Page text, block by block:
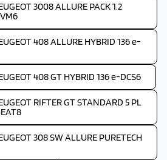
3008 ALLURE PACK 1.2
408 ALLURE HYBRID 136 e-
408 GT HYBRID 136 e-DCS6
RIFTER GT STANDARD 5 PL
308 SW ALLURE PURETECH